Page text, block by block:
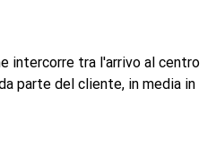
intercorre tra l'arrivo al centro
parte del cliente, in media in